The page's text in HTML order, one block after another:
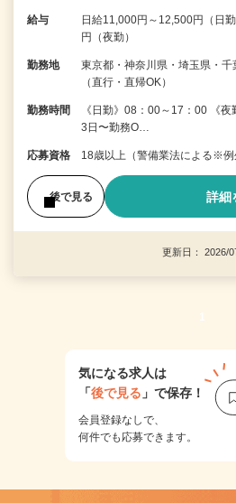
給与
日給11,000円～12,500円（日
円（夜勤）
勤務地
東京都・神奈川県・埼玉県・
（直行・直帰OK）
勤務時間
《日勤》08：00～17：00
3日〜勤務O…
応募資格 18歳以上（警備業法による※例
後で見る 詳細
更新日： 2026/
1
気になる求人は
「後で見る 」で保存！
会員登録なしで、
何件でも応募できます。